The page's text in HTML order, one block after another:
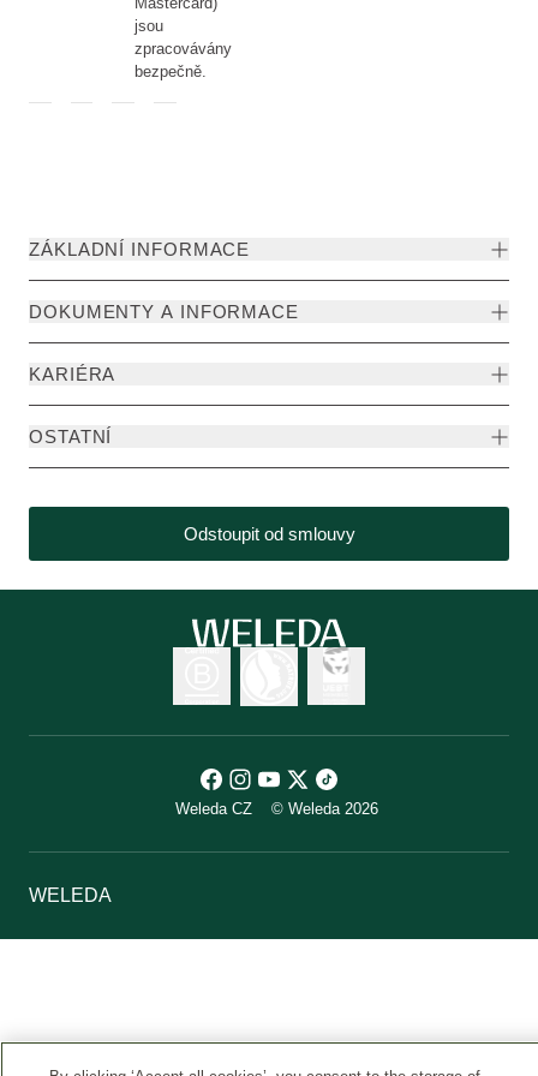
jsou
zpracovávány
bezpečně.
ZÁKLADNÍ INFORMACE
DOKUMENTY A INFORMACE
KARIÉRA
OSTATNÍ
Odstoupit od smlouvy
Weleda CZ © Weleda 2026
WELEDA